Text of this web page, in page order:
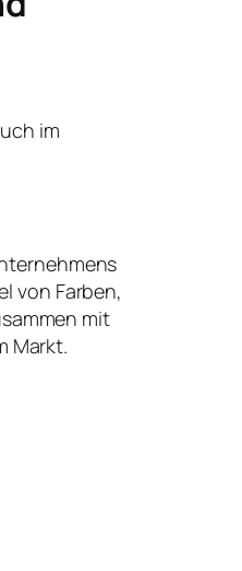
im
von Farben,
mit
Markt.